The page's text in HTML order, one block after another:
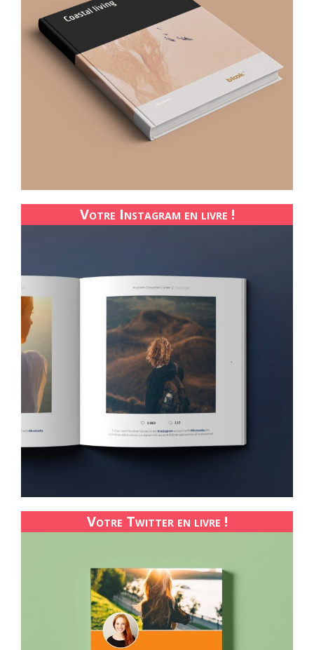
Votre Instagram en livre !
Votre Twitter en livre !